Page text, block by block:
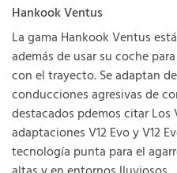
Hankook Ventus
La gama Hankook Ventus
además de usar su coche
con el trayecto. Se adaptan
conducciones agresivas de
destacados pdemos citar Los
adaptaciones V12 Evo y V12
tecnología punta para el